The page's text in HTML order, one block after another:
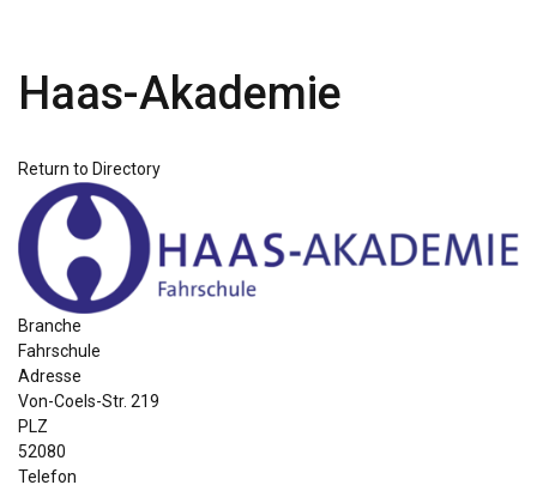
Haas-Akademie
Return to Directory
Branche
Fahrschule
Adresse
Von-Coels-Str. 219
PLZ
52080
Telefon